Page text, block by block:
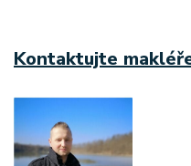
Kontaktujte